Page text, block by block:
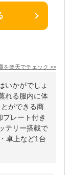
を楽天でチェック >>
いかがでしょ
れる服内に体
ができる商
レート付き
テリー搭載で
卓上など1台